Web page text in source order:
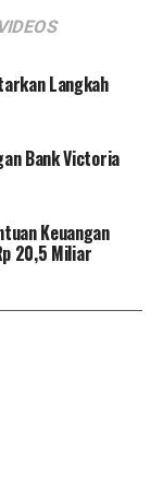
tersebut
mampu
dan
laga
Tapin
Kegiatan
serta
bentuk
bola dan
VIDEOS
Langkah
Bank Victoria
Keuangan
20,5 Miliar